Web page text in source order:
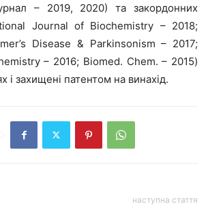
– 2019, 2020) та закордонних
Journal of Biochemistry – 2018;
Disease & Parkinsonism – 2017;
– 2016; Biomed. Chem. – 2015)
і захищені патентом на винахід.
наступна стаття